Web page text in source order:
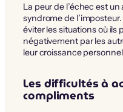
La peur de l’échec est
syndrome de
éviter les situations où ils
négativement par les
leur croissance
Les difficultés à
compliments